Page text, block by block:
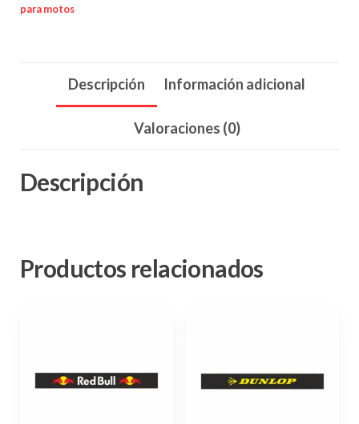
para motos
Descripción Información adicional
Valoraciones (0)
Descripción
Productos relacionados